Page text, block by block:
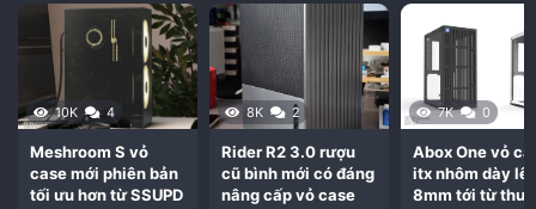
10K 4
Meshroom S vỏ
case mới phiên bản
tối ưu hơn từ SSUPD
8K 2
Rider R2 3.0 rượu
cũ bình mới có đáng
nâng cấp vỏ case
7K 0
Abox One vỏ
itx nhôm dày
8mm tới từ